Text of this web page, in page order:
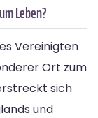
Leben?
Vereinigten
Ort zum
sich
und